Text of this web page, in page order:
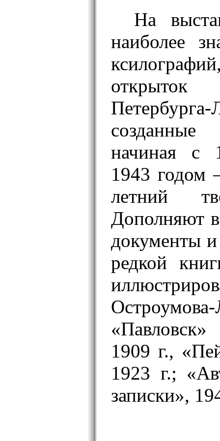
На
наиболее
Петербурга-
начиная с
1943 годом
летний
Дополняют
документы
редкой
Остроумова-
1909 г.,
1923 г.;
записки»,